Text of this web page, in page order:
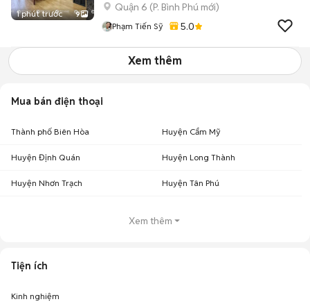
1 phút trước 9
Quận 6 (P. Bình Phú mới)
Phạm Tiến Sỹ 5.0
Xem thêm
Mua bán điện thoại
Thành phố Biên Hòa Huyện Cẩm Mỹ
Huyện Định Quán Huyện Long Thành
Huyện Nhơn Trạch Huyện Tân Phú
Xem thêm
Tiện ích
Kinh nghiệm